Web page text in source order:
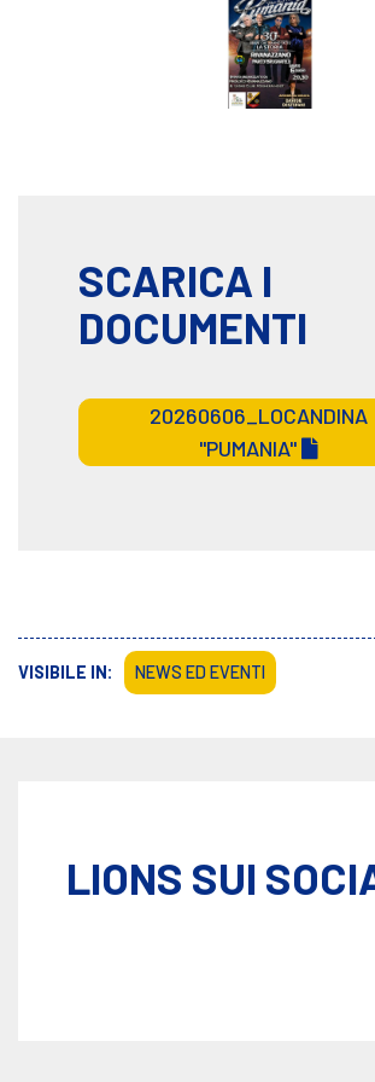
SCARICA I
DOCUMENTI
20260606_LOCANDINA
"PUMANIA"
VISIBILE IN: NEWS ED EVENTI
LIONS SUI